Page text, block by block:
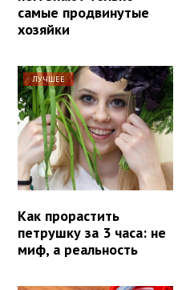
самые продвинутые
хозяйки
ЛУЧШЕЕ
Как прорастить
петрушку за 3 часа: не
миф, а реальность